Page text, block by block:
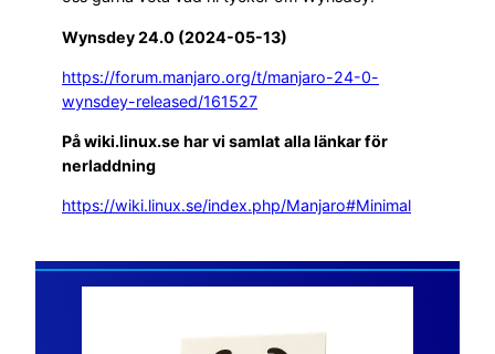
Wynsdey 24.0 (2024-05-13)
https://forum.manjaro.org/t/manjaro-24-0-
wynsdey-released/161527
På wiki.linux.se har vi samlat alla länkar för
nerladdning
https://wiki.linux.se/index.php/Manjaro#Minimal